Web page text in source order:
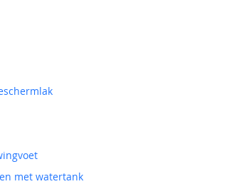
met watertank